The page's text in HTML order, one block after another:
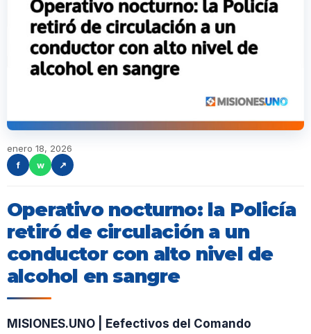
enero 18, 2026
f
w ↗
Operativo nocturno: la Policía
retiró de circulación a un
conductor con alto nivel de
alcohol en sangre
MISIONES.UNO | Eefectivos del Comando